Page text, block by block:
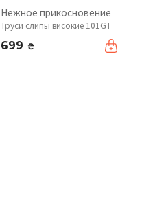
Нежное прикосновение
Труси слипы високие 101GT
699 ₴